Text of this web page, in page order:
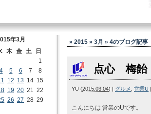
» 2015 » 3月 » 4のブログ記事
点心 梅飴
YU (2015.03.04) | グルメ 営業U
こんにちは 営業のUです。
年3月
木 金 土
日
1
4 5 6 7
8
12 13 14 15
19 20 21 22
26 27 28 29